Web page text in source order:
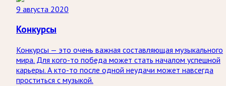
9 августа 2020
Конкурсы
Конкурсы — это очень важная составляющая музыкального
мира. Для кого-то победа может стать началом успешной
карьеры. А кто-то после одной неудачи может навсегда
проститься с музыкой.